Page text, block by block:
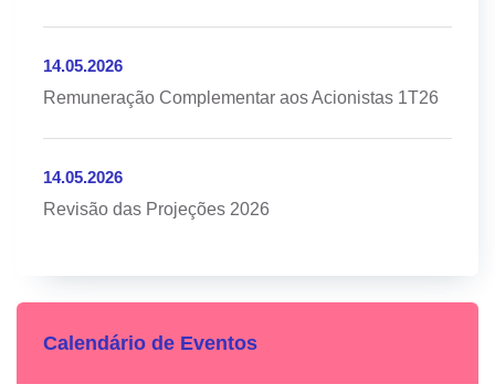
14.05.2026
Remuneração Complementar aos Acionistas 1T26
14.05.2026
Revisão das Projeções 2026
Calendário de Eventos